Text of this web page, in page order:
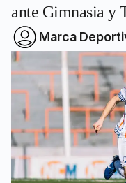
ante Gimnasia y
Marca